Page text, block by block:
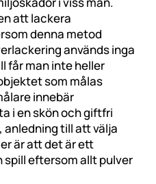
att lackera
denna metod
används inga
får man inte heller
som målas
innebär
i en skön och giftfri
anledning till att välja
är att det är ett
spill eftersom allt pulver